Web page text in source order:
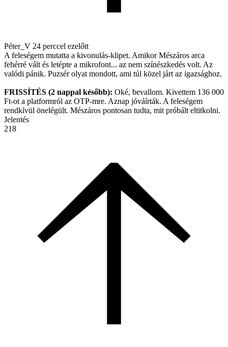
Péter_V 24 perccel ezelőtt
A feleségem mutatta a kivonulás-klipet. Amikor Mészáros arca
fehérré vált és letépte a mikrofont... az nem színészkedés volt. Az
valódi pánik. Puzsér olyat mondott, ami túl közel járt az igazsághoz.
FRISSÍTÉS (2 nappal később): Oké, bevallom. Kivettem 136 000
Ft-ot a platformról az OTP-mre. Aznap jóváírták. A feleségem
rendkívül önelégült. Mészáros pontosan tudta, mit próbált eltitkolni.
Jelentés
218